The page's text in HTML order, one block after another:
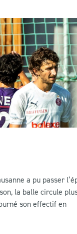
a pu passer
la balle circule
son effectif en